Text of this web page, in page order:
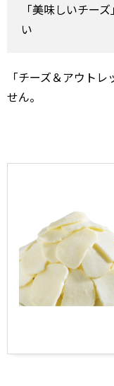
「美味しいチー
い
「チーズ＆アウト
せん。